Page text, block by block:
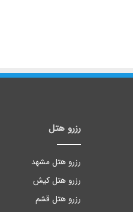
رزرو هتل
رزرو هتل مشهد
رزرو هتل کیش
رزرو هتل قشم